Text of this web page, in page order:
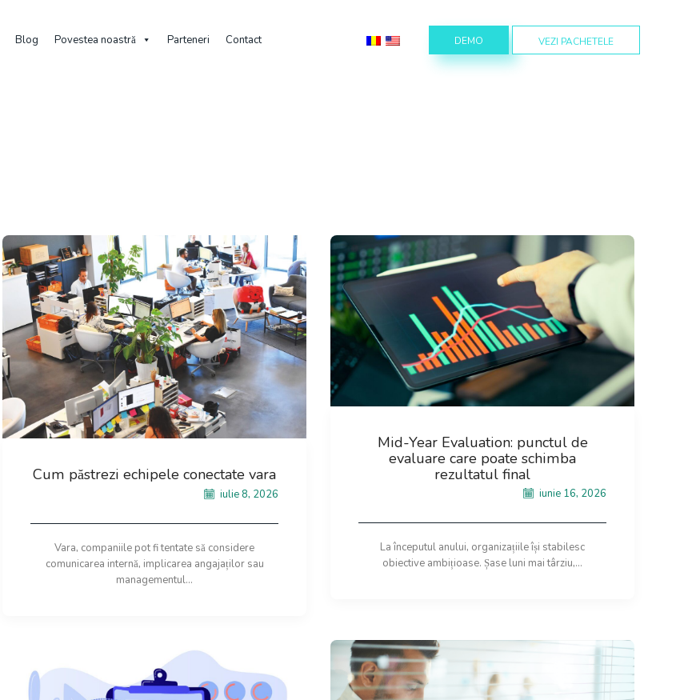
Blog Povestea noastră Parteneri Contact DEMO VEZI PACHETELE
Cum păstrezi echipele conectate vara
iulie 8, 2026
Vara, companiile pot fi tentate să considere
comunicarea internă, implicarea angajaților sau
managementul...
Mid-Year Evaluation: punctul de
evaluare care poate schimba
rezultatul final
iunie 16, 2026
La începutul anului, organizațiile își stabilesc
obiective ambițioase. Șase luni mai târziu,...